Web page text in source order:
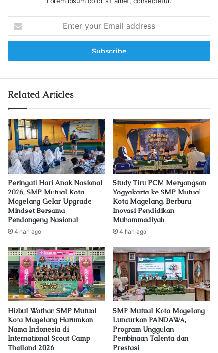
t
r
y
u
E
m
a
l
a
d
d
r
e
s
Related Articles
Peringati Hari Anak Nasional
2026, SMP Mutual Kota
Magelang Gelar Upgrade
Mindset Bersama
Pendongeng Nasional
4 hari ago
Study Tiru PCM Mergangsan
Yogyakarta ke SMP Mutual
Kota Magelang, Berburu
Inovasi Pendidikan
Muhammadiyah
4 hari ago
Hizbul Wathan SMP Mutual
Kota Magelang Harumkan
Nama Indonesia di
International Scout Camp
Thailand 2026
SMP Mutual Kota Magelang
Luncurkan PANDAWA,
Program Unggulan
Pembinaan Talenta dan
Prestasi